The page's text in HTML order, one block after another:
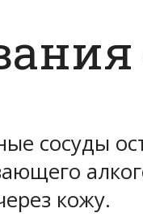
сосуды
кожу.